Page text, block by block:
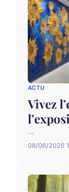
ACTU
Vivez
...
08/06/2026